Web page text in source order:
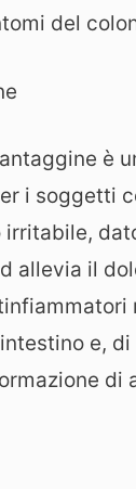
del
è
i soggetti
irritabile,
allevia il
e,
di